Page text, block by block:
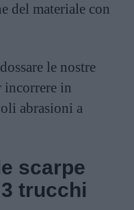
del materiale con
le nostre
incorrere in
abrasioni a
scarpe
trucchi